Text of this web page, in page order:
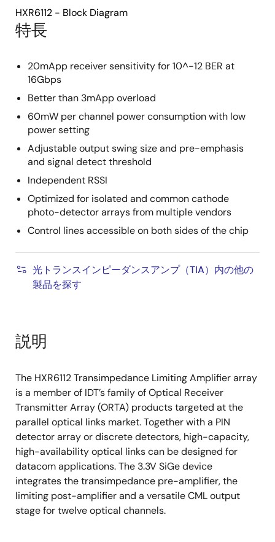
特長
20mApp receiver sensitivity for 10^-12 BER at
16Gbps
Better than 3mApp overload
60mW per channel power consumption with low
power setting
Adjustable output swing size and pre-emphasis
and signal detect threshold
Independent RSSI
Optimized for isolated and common cathode
photo-detector arrays from multiple vendors
Control lines accessible on both sides of the chip
光トランスインピーダンスアンプ（TIA）内の他の
製品を探す
HXR6112 - Block Diagram
説明
The HXR6112 Transimpedance Limiting Amplifier array
is a member of IDT’s family of Optical Receiver
Transmitter Array (ORTA) products targeted at the
parallel optical links market. Together with a PIN
detector array or discrete detectors, high-capacity,
high-availability optical links can be designed for
datacom applications. The 3.3V SiGe device
integrates the transimpedance pre-amplifier, the
limiting post-amplifier and a versatile CML output
stage for twelve optical channels.